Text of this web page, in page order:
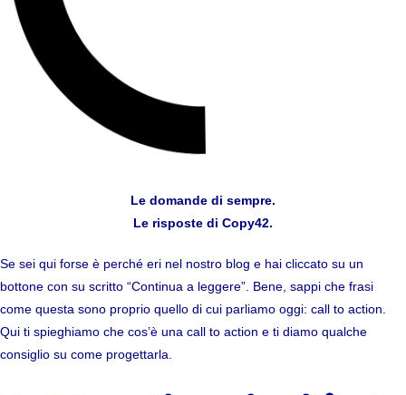
Le domande di sempre.
Le risposte di Copy42.
Se sei qui forse è perché eri nel nostro blog e hai cliccato su un
bottone con su scritto “Continua a leggere”. Bene, sappi che frasi
come questa sono proprio quello di cui parliamo oggi: call to action.
Qui ti spieghiamo che cos’è una call to action e ti diamo qualche
consiglio su come progettarla.